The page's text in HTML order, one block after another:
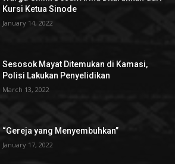
Kursi Ketua Sinode
January 14, 2022
Sesosok Mayat Ditemukan di Kamasi,
Polisi Lakukan Penyelidikan
March 13, 2022
“Gereja yang Menyembuhkan”
January 17, 2022